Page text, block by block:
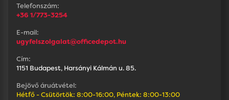
Telefonszám:
+36 1/773-3254
E-mail:
ugyfelszolgalat@officedepot.hu
Cím:
1151 Budapest, Harsányi Kálmán u. 85.
Bejövő áruátvétel:
Hétfő - Csütörtök: 8:00-16:00, Péntek: 8:00-13:00